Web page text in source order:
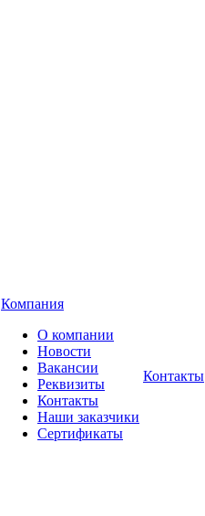
Компания
О компании
Новости
Вакансии
Реквизиты
Контакты
Наши заказчики
Сертификаты
Контакты